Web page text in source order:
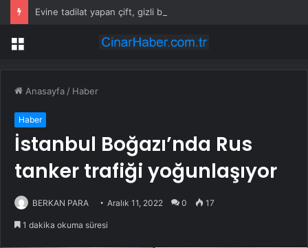
Menü
Anasayfa / Haber
Haber
İstanbul Boğazı’nda Rus
tanker trafiği yoğunlaşıyor
BERKAN PARA Aralık 11, 2022 0 17
1 dakika okuma süresi